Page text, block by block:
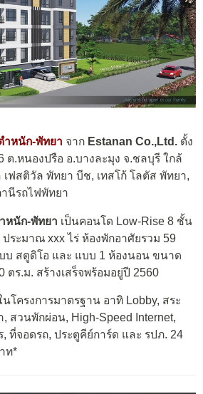
ำหนัก-พัทยา จาก Estanan Co.,Ltd. ตั้ง
ต.หนองปรือ อ.บางละมุง จ.ชลบุรี ใกล้
ฟสติวัล พัทยา บีช, เทสโก้ โลตัส พัทยา,
นีรถไฟพัทยา
หนัก-พัทยา เป็นคอนโด Low-Rise 8 ชั้น
ระมาณ xxx ไร่ ห้องพักอาศัยรวม 59
บ สตูดิโอ และ แบบ 1 ห้องนอน ขนาด
ตร.ม. สร้างเสร็จพร้อมอยู่ปี 2560
โครงการมาตรฐาน อาทิ Lobby, สระ
สวนพักผ่อน, High-Speed Internet,
ที่จอดรถ, ประตูคีย์การ์ด และ รปภ. 24
ท*